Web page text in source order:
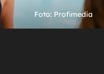
Foto: Profimedia